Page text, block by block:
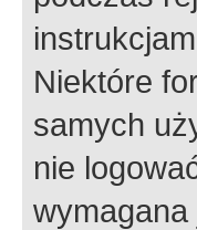
Niektóre
samych
nie
wymagana